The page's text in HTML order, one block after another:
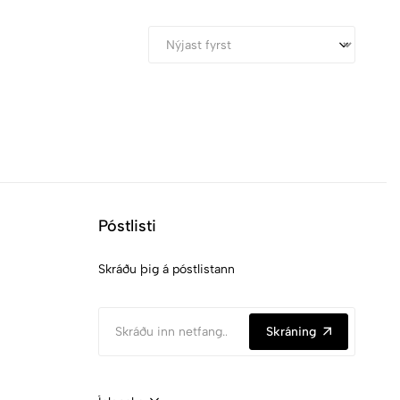
Póstlisti
Skráðu þig á póstlistann
Skráning